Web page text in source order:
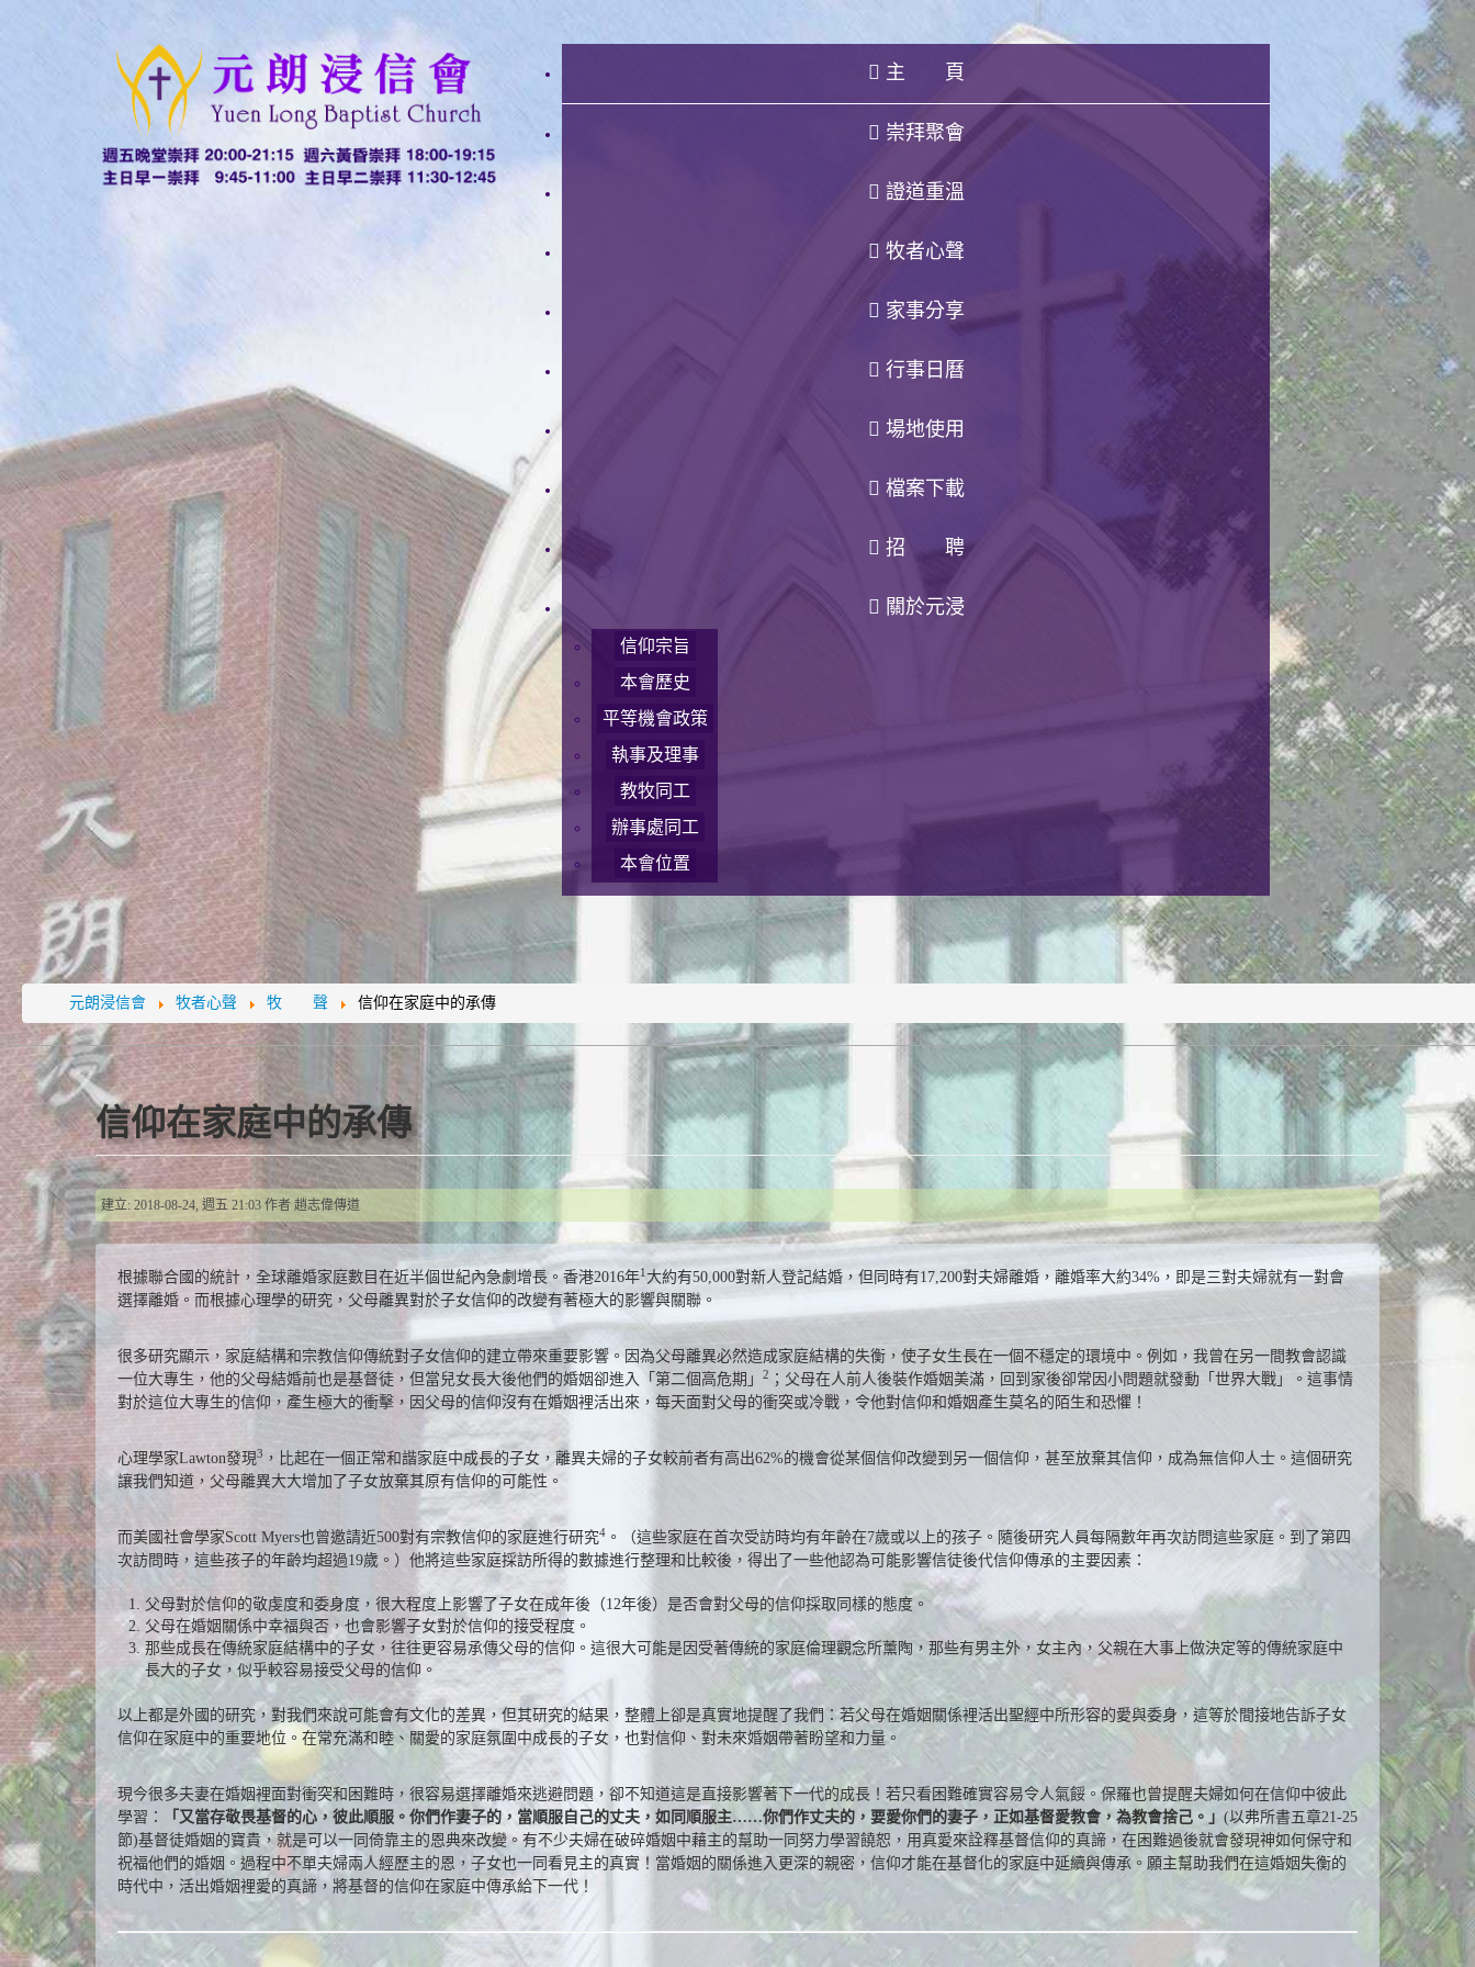
主 頁
崇拜聚會
證道重溫
牧者心聲
家事分享
行事日曆
場地使用
檔案下載
招 聘
關於元浸
信仰宗旨
本會歷史
平等機會政策
執事及理事
教牧同工
辦事處同工
本會位置
元朗浸信會 牧者心聲 牧 聲 信仰在家庭中的承傳
信仰在家庭中的承傳
建立: 2018-08-24, 週五 21:03 作者 趙志偉傳道
根據聯合國的統計，全球離婚家庭數目在近半個世紀內急劇增長。香港2016年1 大約有50,000對新人登記結婚，但同時有17,200對夫婦離婚，離婚率大約34%，即是三對夫婦就有一對會
選擇離婚。而根據心理學的研究，父母離異對於子女信仰的改變有著極大的影響與關聯。
很多研究顯示，家庭結構和宗教信仰傳統對子女信仰的建立帶來重要影響。因為父母離異必然造成家庭結構的失衡，使子女生長在一個不穩定的環境中。例如，我曾在另一間教會認識
一位大專生，他的父母結婚前也是基督徒，但當兒女長大後他們的婚姻卻進入「第二個高危期」
2
；父母在人前人後裝作婚姻美滿，回到家後卻常因小問題就發動「世界大戰」。這事情
對於這位大專生的信仰，產生極大的衝擊，因父母的信仰沒有在婚姻裡活出來，每天面對父母的衝突或冷戰，令他對信仰和婚姻產生莫名的陌生和恐懼！
心理學家Lawton發現3 ，比起在一個正常和諧家庭中成長的子女，離異夫婦的子女較前者有高出62%的機會從某個信仰改變到另一個信仰，甚至放棄其信仰，成為無信仰人士。這個研究
讓我們知道，父母離異大大增加了子女放棄其原有信仰的可能性。
而美國社會學家Scott Myers也曾邀請近500對有宗教信仰的家庭進行研究4 。（這些家庭在首次受訪時均有年齡在7歲或以上的孩子。隨後研究人員每隔數年再次訪問這些家庭。到了第四
次訪問時，這些孩子的年齡均超過19歲。）他將這些家庭採訪所得的數據進行整理和比較後，得出了一些他認為可能影響信徒後代信仰傳承的主要因素：
父母對於信仰的敬虔度和委身度，很大程度上影響了子女在成年後（12年後）是否會對父母的信仰採取同樣的態度。
父母在婚姻關係中幸福與否，也會影響子女對於信仰的接受程度。
那些成長在傳統家庭結構中的子女，往往更容易承傳父母的信仰。這很大可能是因受著傳統的家庭倫理觀念所薰陶，那些有男主外，女主內，父親在大事上做決定等的傳統家庭中
長大的子女，似乎較容易接受父母的信仰。
以上都是外國的研究，對我們來說可能會有文化的差異，但其研究的結果，整體上卻是真實地提醒了我們：若父母在婚姻關係裡活出聖經中所形容的愛與委身，這等於間接地告訴子女
信仰在家庭中的重要地位。在常充滿和睦、關愛的家庭氛圍中成長的子女，也對信仰、對未來婚姻帶著盼望和力量。
現今很多夫妻在婚姻裡面對衝突和困難時，很容易選擇離婚來逃避問題，卻不知道這是直接影響著下一代的成長！若只看困難確實容易令人氣餒。保羅也曾提醒夫婦如何在信仰中彼此
學習：
「又當存敬畏基督的心，彼此順服。你們作妻子的，當順服自己的丈夫，如同順服主……你們作丈夫的，要愛你們的妻子，正如基督愛教會，為教會捨己。」 (以弗所書五章21-25
節)基督徒婚姻的寶貴，就是可以一同倚靠主的恩典來改變。有不少夫婦在破碎婚姻中藉主的幫助一同努力學習饒恕，用真愛來詮釋基督信仰的真諦，在困難過後就會發現神如何保守和
祝福他們的婚姻。過程中不單夫婦兩人經歷主的恩，子女也一同看見主的真實！當婚姻的關係進入更深的親密，信仰才能在基督化的家庭中延續與傳承。願主幫助我們在這婚姻失衡的
時代中，活出婚姻裡愛的真諦，將基督的信仰在家庭中傳承給下一代！